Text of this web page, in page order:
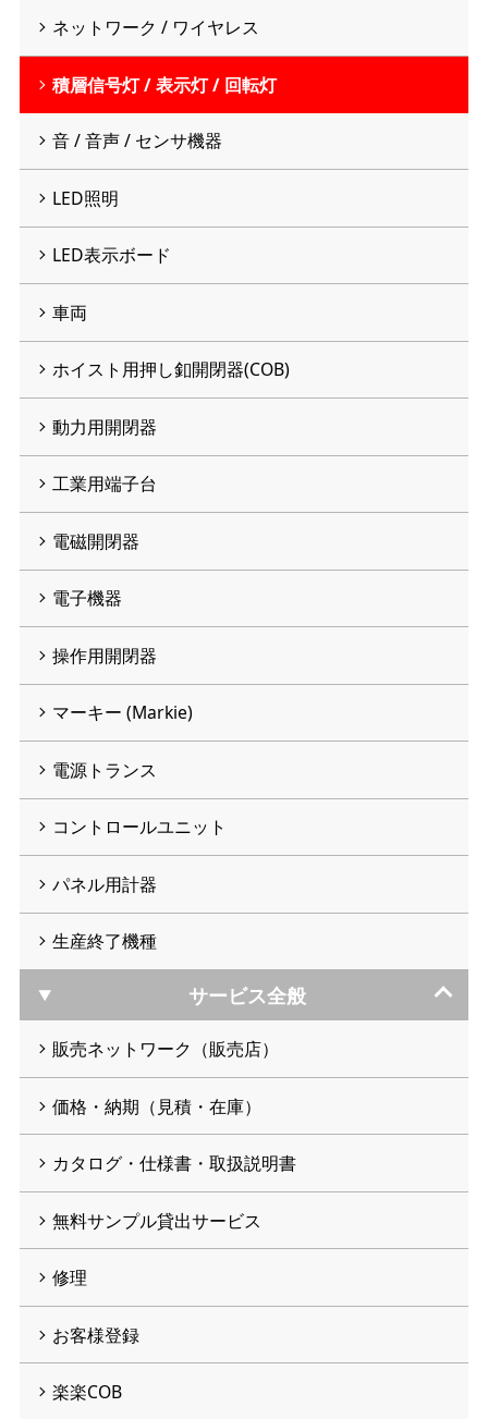
ネットワーク / ワイヤレス
積層信号灯 / 表示灯 / 回転灯
音 / 音声 / センサ機器
LED照明
LED表示ボード
車両
ホイスト用押し釦開閉器(COB)
動力用開閉器
工業用端子台
電磁開閉器
電子機器
操作用開閉器
マーキー (Markie)
電源トランス
コントロールユニット
パネル用計器
生産終了機種
サービス全般
販売ネットワーク（販売店）
価格・納期（見積・在庫）
カタログ・仕様書・取扱説明書
無料サンプル貸出サービス
修理
お客様登録
楽楽COB